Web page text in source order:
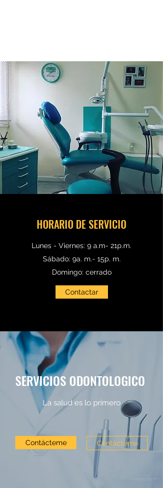
SERVICIOS ODONTOLOGICO
La salud es lo primero
Contácteme Contácteme
HORARIO DE SERVICIO
Lunes - Viernes: 9 a.m- 21p.m.
Sábado: 9a. m.- 15p. m.
Domingo: cerrado
Contactar